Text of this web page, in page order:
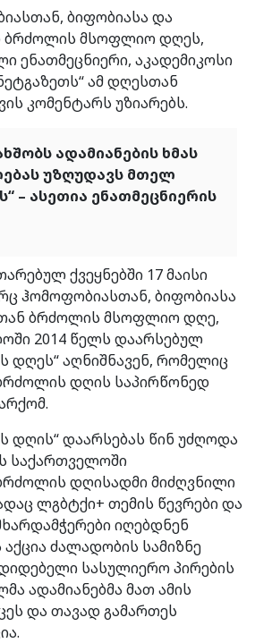
ბიფობიასა და
ბრძოლის მსოფლიო დღეს,
ენათმეცნიერი, აკადემიკოსი
ამ დღესთან
კომენტარს უზიარებს.
ადამიანების ხმას
უზღუდავს მთელ
– ასეთია ენათმეცნიერის
ქვეყნებში 17 მაისი
ჰომოფობიასთან, ბიფობიასა
ბრძოლის მსოფლიო დღე,
2014 წელს დაარსებულ
დღეს“ აღნიშნავენ, რომელიც
დღის საპირწონედ
დღის“ დაარსებას წინ უძღოდა
საქართველოში
დღისადმი მიძღვნილი
ლგბტქი+ თემის წევრები და
იღებდნენ
ძალადობის სამიზნე
სასულიერო პირების
ადამიანებმა მათ ამის
და თავად გამართეს